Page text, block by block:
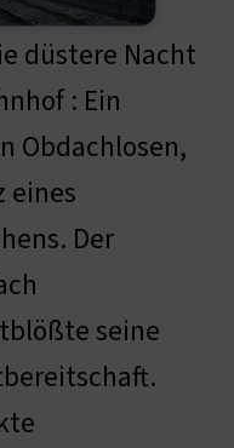
düstere Nacht
: Ein
Obdachlosen,
eines
Der
seine